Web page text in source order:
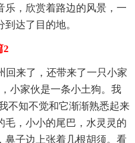
乐，欣赏着路边的风景，一
达了目的地。
2
回来了，还带来了一只小家
小家伙是一条小土狗。我
不知不觉和它渐渐熟悉起来
毛，小小的尾巴，水灵灵的
鼻子边上张着几根胡须。看